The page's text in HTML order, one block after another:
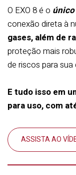
O EXO 8 é o único
conexão direta à
gases, além de
proteção mais
de riscos para
E tudo isso em
para uso, com
ASSISTA AO